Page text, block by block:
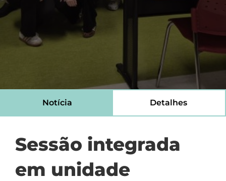
Notícia Detalhes
Sessão integrada
em unidade